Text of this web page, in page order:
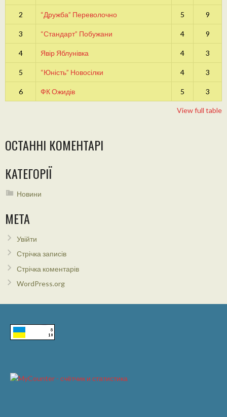
2 “Дружба” Переволочно 5 9
3 “Стандарт” Побужани 4 9
4 Явір Яблунівка 4 3
5 “Юність” Новосілки 4 3
6 ФК Ожидів 5 3
View full table
ОСТАННІ КОМЕНТАРІ
КАТЕГОРІЇ
Новини
МЕТА
Увійти
Стрічка записів
Стрічка коментарів
WordPress.org